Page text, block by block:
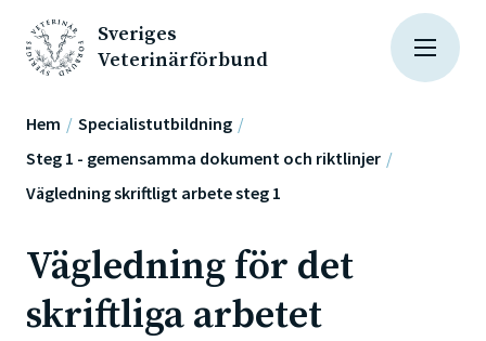
Sveriges
Veterinärförbund
Hem
Specialistutbildning
Steg 1 - gemensamma dokument och riktlinjer
Vägledning skriftligt arbete steg 1
Vägledning för det
skriftliga arbetet